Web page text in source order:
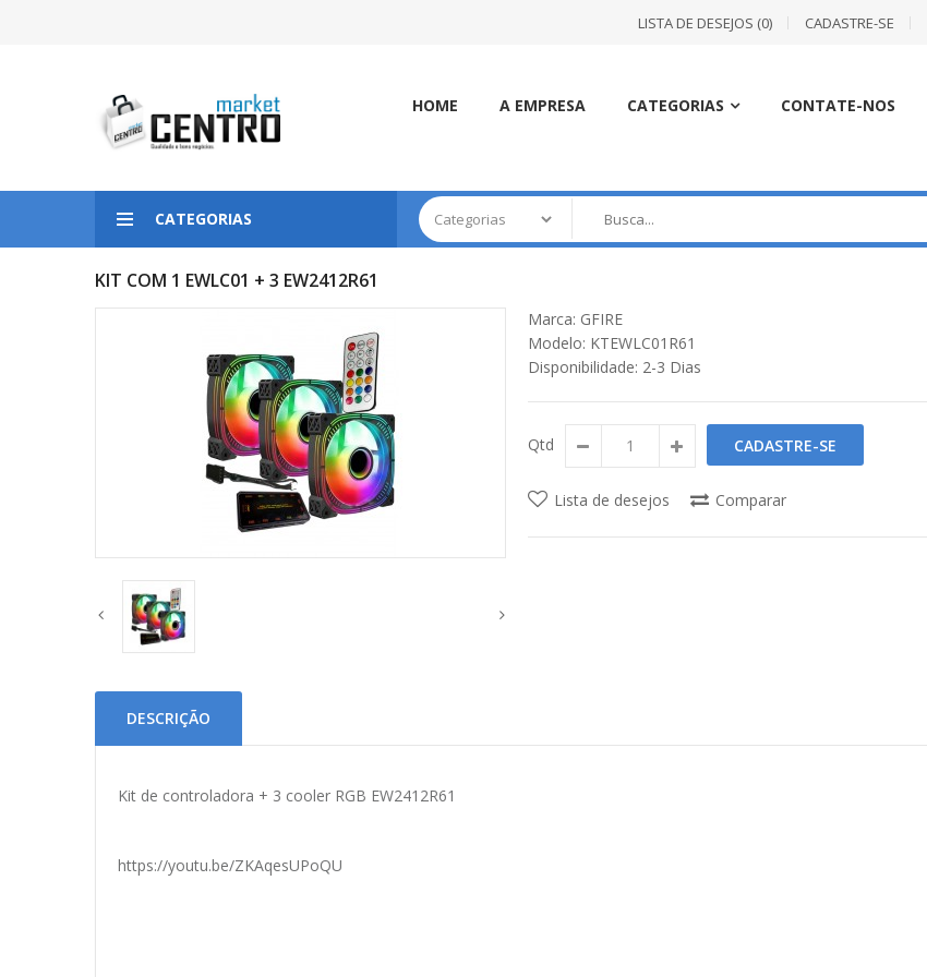
LISTA DE DESEJOS (0) CADASTRE-SE
HOME A EMPRESA CATEGORIAS CONTATE-NOS
CATEGORIAS
KIT COM 1 EWLC01 + 3 EW2412R61
Marca: GFIRE
Modelo: KTEWLC01R61
Disponibilidade: 2-3 Dias
Qtd CADASTRE-SE
Lista de desejos Comparar
DESCRIÇÃO
Kit de controladora + 3 cooler RGB EW2412R61
https://youtu.be/ZKAqesUPoQU